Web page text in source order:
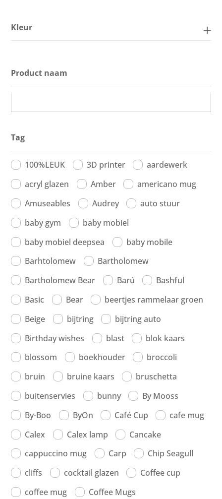
Kleur
Product naam
Tag
100%LEUK 3D printer
aardewerk
acryl glazen
Amber
americano mug
Amuseables
Audrey
auto stuur
baby gym
baby mobiel
baby mobiel deepsea
baby mobile
Barhtolomew
Bartholomew
Bartholomew Bear
Barú
Bashful
Basic
Bear
beertjes rammelaar groen
Beige
bijtring
bijtring auto
Birthday wishes
blast
blok kaars
blossom
boekhouder
broccoli
bruin
bruine kaars
bruschetta
buitenservies
bunny
By Mooss
By-Boo
ByOn Café Cup
cafe mug
Calex
Calex lamp
Cancake
cappuccino mug
Carp
Chip Seagull
cliffs
cocktail glazen
Coffee cup
coffee mug
Coffee Mugs